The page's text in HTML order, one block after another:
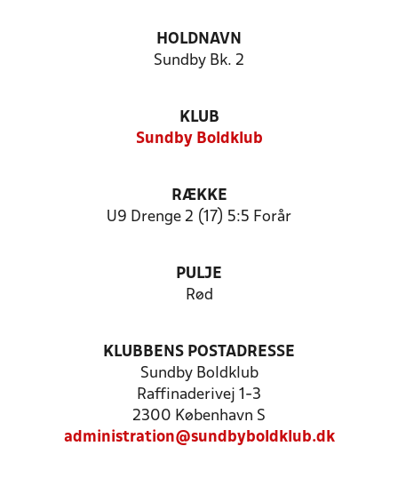
HOLDNAVN
Sundby Bk. 2
KLUB
Sundby Boldklub
RÆKKE
U9 Drenge 2 (17) 5:5 Forår
PULJE
Rød
KLUBBENS POSTADRESSE
Sundby Boldklub
Raffinaderivej 1-3
2300 København S
administration@sundbyboldklub.dk